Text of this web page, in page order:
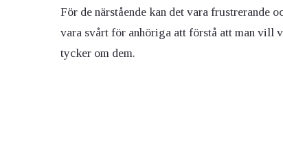
För de närstående kan det vara
vara svårt för anhöriga att förstå att man vill
tycker om dem.